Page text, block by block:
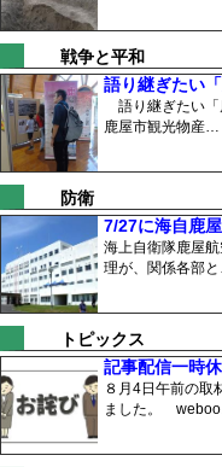
戦争と平和
語り継ぎたい
語り継ぎたい「
鹿屋市観光物産…
防衛
7/27に海自鹿
海上自衛隊鹿屋
理が、関係各部
トピックス
記事配信一時
８月4日午前の取
ました。